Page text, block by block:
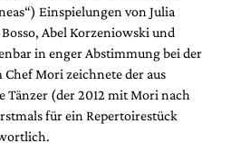
Einspielungen von Julia
Abel Korzeniowski und
in enger Abstimmung bei der
Mori zeichnete der aus
Tänzer (der 2012 mit Mori nach
für ein Repertoirestück